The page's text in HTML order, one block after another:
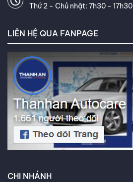
Thứ 2 - Chủ nhật: 7h30 - 17h30
LIÊN HỆ QUA FANPAGE
CHI NHÁNH